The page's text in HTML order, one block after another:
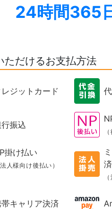
24時間365
ただけるお支払方法
レジットカード
振込
掛け払い
法人様向け後払い）
済
キャリア決済